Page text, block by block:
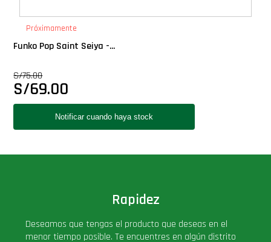
Próximamente
Funko Pop Saint Seiya -...
S/75.00
S/69.00
Rapidez
Deseamos que tengas el producto que deseas en el
menor tiempo posible. Te encuentres en algún distrito